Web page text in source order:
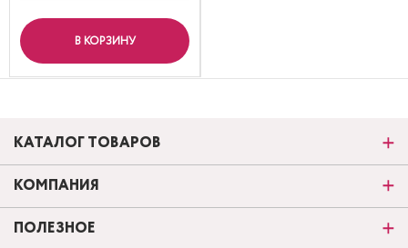
В КОРЗИНУ
КАТАЛОГ ТОВАРОВ
КОМПАНИЯ
ПОЛЕЗНОЕ